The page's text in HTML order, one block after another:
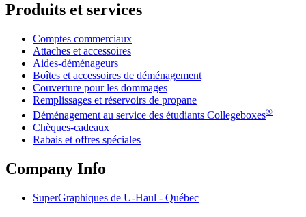
Produits et services
Comptes commerciaux
Attaches et accessoires
Aides-déménageurs
Boîtes et accessoires de déménagement
Couverture pour les dommages
Remplissages et réservoirs de propane
Déménagement au service des étudiants Collegeboxes®
Chèques-cadeaux
Rabais et offres spéciales
Company Info
SuperGraphiques de U-Haul - Québec